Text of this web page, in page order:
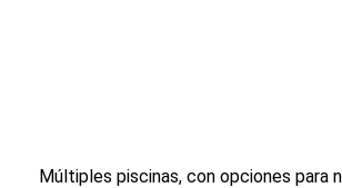
Múltiples piscinas, con opciones para